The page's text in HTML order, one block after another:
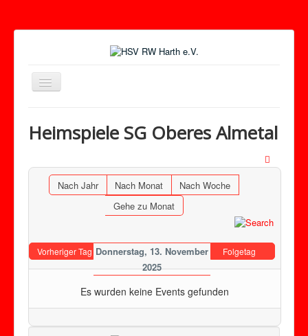
Toggle
Navigation
Heimspiele SG Oberes Almetal
Nach Jahr Nach Monat
Nach Woche
Gehe zu Monat
Vorheriger Tag Donnerstag, 13. November
2025
Folgetag
Es wurden keine Events gefunden